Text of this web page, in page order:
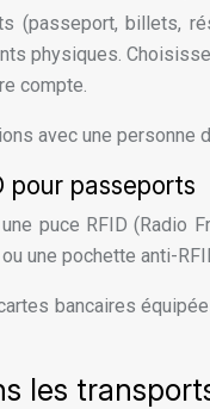
(passeport, billets,
physiques.
compte.
avec une personne
pour passeports
puce RFID (Radio
une pochette anti-
bancaires
les